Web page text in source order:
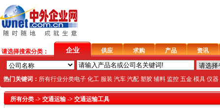
请选择搜索分类： 企业 供应 求购 产品 资讯
热门关键词： 所有行业分类电子 化工 服装 汽车 汽配 塑胶 辅料 监控 五金 模具 仪器
所有分类 -> 交通运输-> 交通运输工具